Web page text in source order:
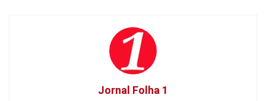
Jornal Folha 1